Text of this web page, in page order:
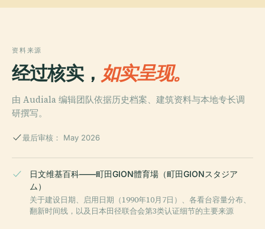
资料来源
经过核实， 如实呈现。
由 Audiala 编辑团队依据历史档案、建筑资料与本地专长调
研撰写。
最后审核： May 2026
日文维基百科——町田GION體育場（町田GIONスタジア
ム）
关于建设日期、启用日期（1990年10月7日）、各看台容量分布、
翻新时间线，以及日本田径联合会第3类认证细节的主要来源